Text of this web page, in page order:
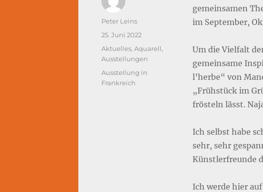
gemeinsamen
im September,
Um die Vielfalt
gemeinsame
l’herbe“ von
„Frühstück im
frösteln lässt.
Ich selbst habe
sehr, sehr
Künstlerfreunde
Ich werde hier
Autor
Peter Leins
Veröffentlicht
am
25. Juni 2022
Kategorien
Aktuelles, Aquarell,
Ausstellungen
Schlagwörter
Ausstellung in
Frankreich